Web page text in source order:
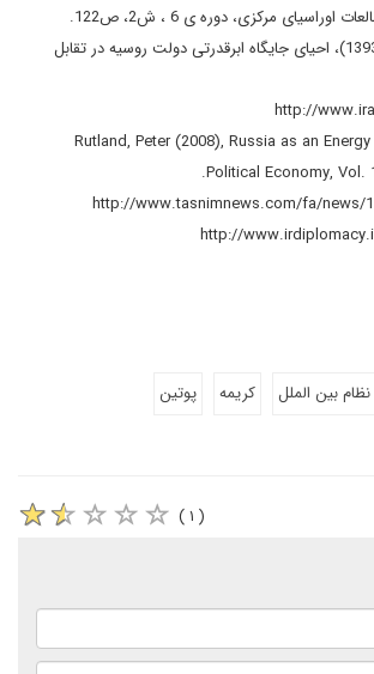
مرکزی، دوره ی 6 ، ش2، ص122.
6. صادقی، سیدسعید (1393)، احیای جایگاه ابرقدرتی دولت روسیه در تقابل
http://
7. Rutland, Peter (2008), Russia as an
Political Economy, Vol.
نظام بین الملل کریمه پوتین
( ۱ )